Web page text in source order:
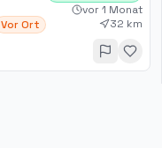
Vor Ort
vor 1 Monat
32 km